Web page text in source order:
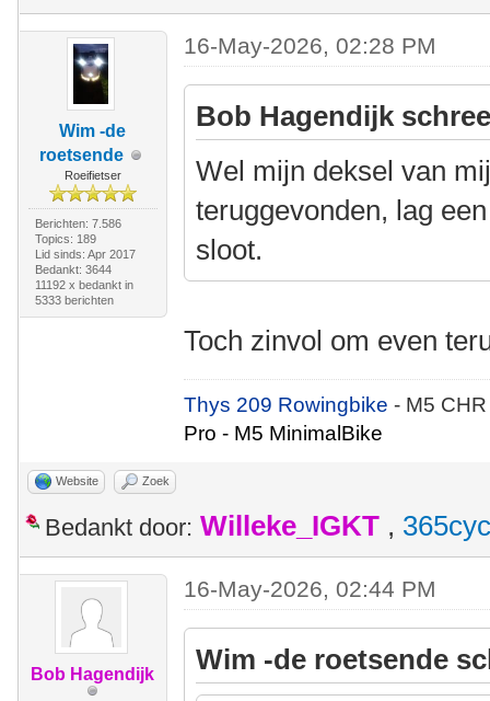
Wim -de
roetsende
Roeifietser
Berichten: 7.586
Topics: 189
Lid sinds: Apr 2017
Bedankt: 3644
11192 x bedankt in
5333 berichten
16-May-2026, 02:28 PM
Bob Hagendijk
Wel mijn deksel van
teruggevonden, lag
sloot.
Toch zinvol om even
Thys 209 Rowingbike- M5
Pro - M5 MinimalBike
Website Zoek
Bedankt door: Willeke_IGKT ,
Bob Hagendijk
16-May-2026, 02:44 PM
Wim -de roetsende